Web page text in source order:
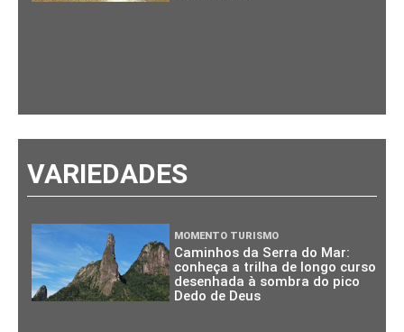
VARIEDADES
MOMENTO TURISMO
Caminhos da Serra do Mar:
conheça a trilha de longo curso
desenhada à sombra do pico
Dedo de Deus